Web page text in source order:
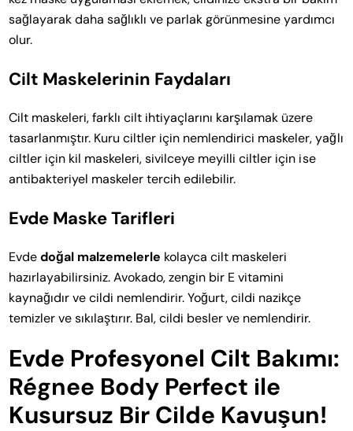
sağlayarak daha sağlıklı ve parlak görünmesine yardımcı
olur.
Cilt Maskelerinin Faydaları
Cilt maskeleri, farklı cilt ihtiyaçlarını karşılamak üzere
tasarlanmıştır. Kuru ciltler için nemlendirici maskeler, yağlı
ciltler için kil maskeleri, sivilceye meyilli ciltler için ise
antibakteriyel maskeler tercih edilebilir.
Evde Maske Tarifleri
Evdedoğal malzemelerle kolayca cilt maskeleri
hazırlayabilirsiniz. Avokado, zengin bir E vitamini
kaynağıdır ve cildi nemlendirir. Yoğurt, cildi nazikçe
temizler ve sıkılaştırır. Bal, cildi besler ve nemlendirir.
Evde Profesyonel Cilt Bakımı:
Régnee Body Perfect ile
Kusursuz Bir Cilde Kavuşun!